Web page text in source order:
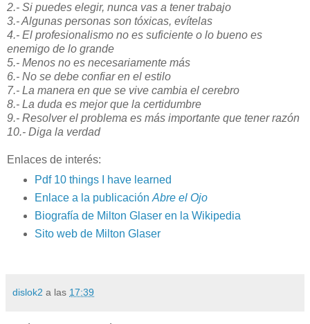
2.- Si puedes elegir, nunca vas a tener trabajo
3.- Algunas personas son tóxicas, evítelas
4.- El profesionalismo no es suficiente o lo bueno es
enemigo de lo grande
5.- Menos no es necesariamente más
6.- No se debe confiar en el estilo
7.- La manera en que se vive cambia el cerebro
8.- La duda es mejor que la certidumbre
9.- Resolver el problema es más importante que tener razón
10.- Diga la verdad
Enlaces de interés:
Pdf 10 things I have learned
Enlace a la publicación Abre el Ojo
Biografía de Milton Glaser en la Wikipedia
Sito web de Milton Glaser
dislok2 a las 17:39